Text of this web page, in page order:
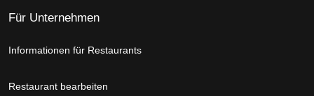
Für Unternehmen
Informationen für Restaurants
Restaurant bearbeiten